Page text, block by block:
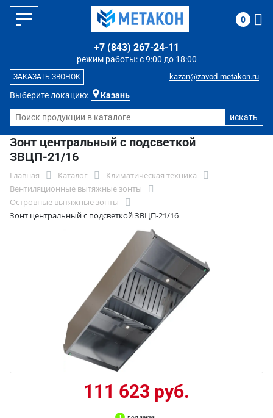
Выберите локацию: Казань
режим работы: с 9:00 до 18:00
+7 (843) 267-24-11
kazan@zavod-metakon.ru
ЗАКАЗАТЬ ЗВОНОК
0
Зонт центральный с подсветкой
ЗВЦП-21/16
Главная Каталог
Климатическая техника
Вентиляционные вытяжные зонты
Островные вытяжные зонты
Зонт центральный с подсветкой ЗВЦП-21/16
111 623 руб.